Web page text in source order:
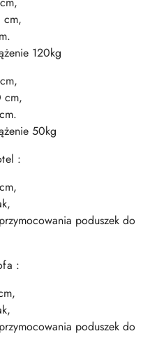
cm,
120kg
cm,
50kg
:
poduszek do
:
poduszek do